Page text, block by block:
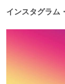
インスタグラム